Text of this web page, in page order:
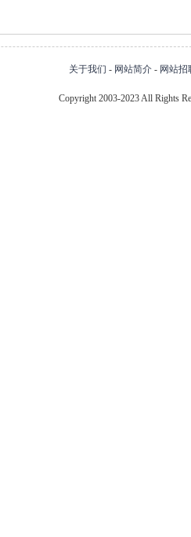
关于我们 - 网站简介 - 网站招
Copyright 2003-2023 All Rights